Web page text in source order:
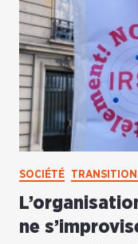
SOCIÉTÉ
ne